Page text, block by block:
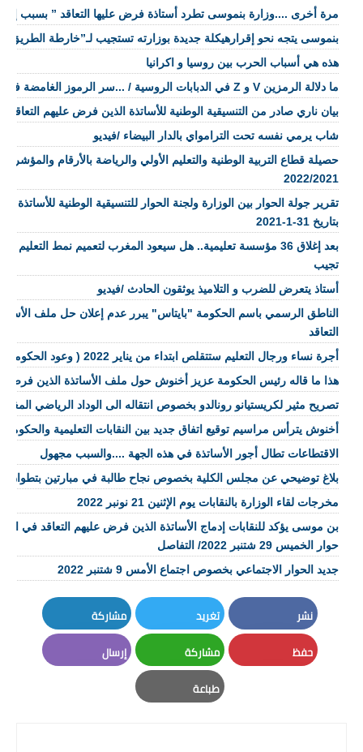
مرة أخرى ....وزارة بنموسى تطرد أستاذة فرض عليها التعاقد ” بسبب
بنموسى يتجه نحو إقرارهيكلة جديدة بوزارته تستجيب لـ”خارطة الطريق
هذه هي أسباب الحرب بين روسيا و اكرانيا
ما دلالة الرمزين V و Z في الدبابات الروسية / ...سر الرموز الغامضة في الحروب
بيان ناري صادر من التنسيقية الوطنية للأساتذة الذين فرض عليهم التعاقد
شاب يرمي نفسه تحت الترامواي بالدار البيضاء /فيديو
حصيلة قطاع التربية الوطنية والتعليم الأولي والرياضة بالأرقام
2022/2021
تقرير جولة الحوار بين الوزارة ولجنة الحوار للتنسيقية الوطنية للأساتذة
بتاريخ 31-1-2021
بعد إغلاق 36 مؤسسة تعليمية.. هل سيعود المغرب لتعميم نمط
تجيب
أستاذ يتعرض للضرب و التلاميذ يوثقون الحادث /فيديو
الناطق الرسمي باسم الحكومة "بايتاس" يبرر عدم إعلان حل ملف
التعاقد
أجرة نساء ورجال التعليم ستتقلص ابتداء من يناير 2022 ( وعود الحكومة الجديدة )
هذا ما قاله رئيس الحكومة عزيز أخنوش حول ملف الأساتذة الذين فرض
تصريح مثير لكريستيانو رونالدو بخصوص انتقاله الى الوداد الرياضي
أخنوش يترأس مراسيم توقيع اتفاق جديد بين النقابات التعليمية والحكومة
الاقتطاعات تطال أجور الأساتذة في هذه الجهة ....والسبب مجهول
بلاغ توضيحي عن مجلس الكلية بخصوص نجاح طالبة في مبارتين بتطوان
مخرجات لقاء الوزارة بالنقابات يوم الإثنين 21 نونبر 2022
بن موسى يؤكد للنقابات إدماج الأساتذة الذين فرض عليهم التعاقد في
حوار الخميس 29 شتنبر 2022/ التفاصل
جديد الحوار الاجتماعي بخصوص اجتماع الأمس 9 شتنبر 2022
نشر
Facebook
تغريد
Twitter
مشاركة
LinkedIn
حفظ مشاركة
Whatsapp
إرسال
طباعة